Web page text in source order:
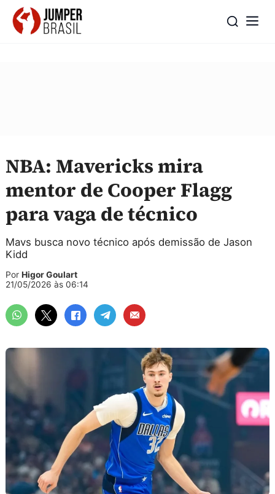
NBA: Mavericks mira
mentor de Cooper Flagg
para vaga de técnico
Mavs busca novo técnico após demissão de Jason
Kidd
Por Higor Goulart
21/05/2026 às 06:14